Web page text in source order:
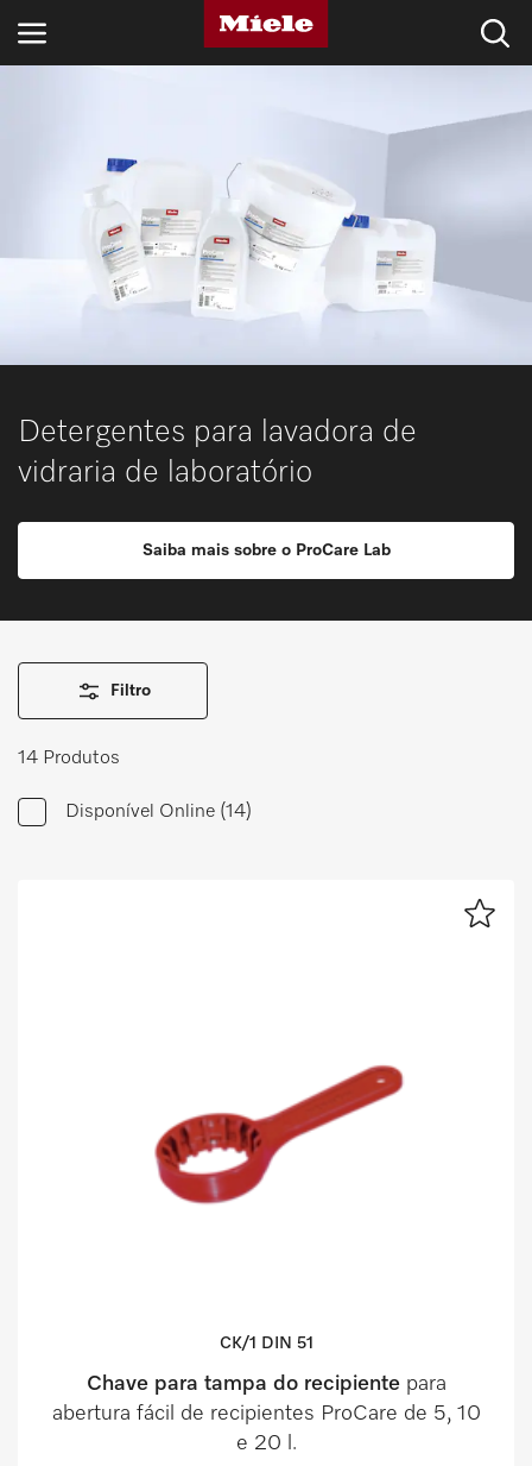
KNOWLEDGE HUB
PRODUTOS
Marcador
Detergentes para lavadora de
vidraria de laboratório
Saiba mais sobre o ProCare Lab
Filtro
14 Produtos
Disponível Online (14)
CK/1 DIN 51
Chave para tampa do recipiente para
abertura fácil de recipientes ProCare de 5, 10
e 20 l.